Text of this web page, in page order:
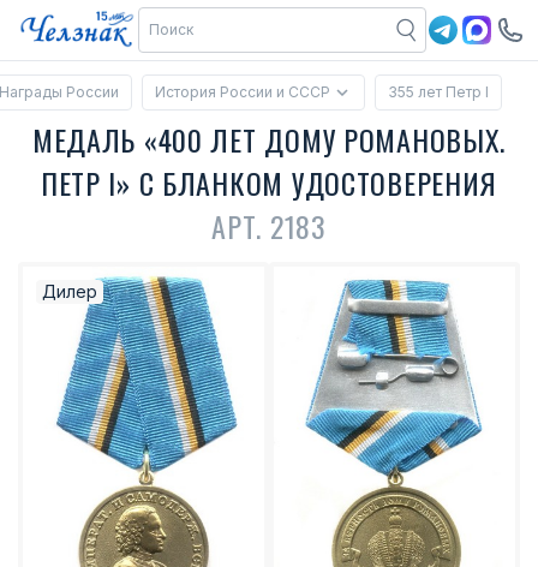
Награды России История России и СССР 355 лет Петр I
МЕДАЛЬ «400 ЛЕТ ДОМУ РОМАНОВЫХ.
ПЕТР I» С БЛАНКОМ УДОСТОВЕРЕНИЯ
АРТ. 2183
Дилер